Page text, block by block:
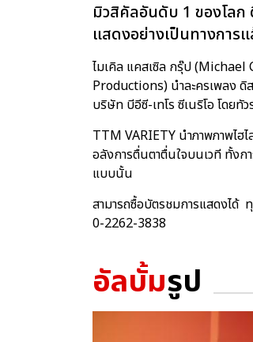
มิวสิคัลอันดับ 1 ของโลก
แสดงอย่างเป็นทางการแ
ไมเคิล แคสเซิล กรุ๊ป
Productions) นำละครเพลง ดิ
บริษัท บีอีซี-เทโร ซีเนริโอ โดย
TTM VARIETY นำภาพภาพไฮ
อลังการตื่นตาตื่นใจบนเวที ทั้ง
แบบนั้น
สามารถซื้อบัตรชมการแสดงได้
0-2262-3838
อัลบั้มรูป